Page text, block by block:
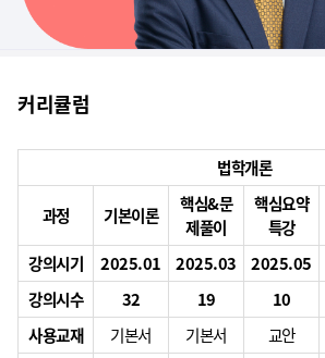
매우만족합니다 그리고, 합격하고 십어요^^
커리큘럼
법학개론
과정
기본이론
핵심&문
제풀이
핵심요약
특강
강의시기
2025.01 2025.03 2025.05
강의시수
32 19 10
사용교재
기본서 기본서 교안